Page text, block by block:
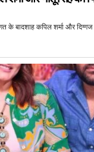
के बादशाह कपिल शर्मा और